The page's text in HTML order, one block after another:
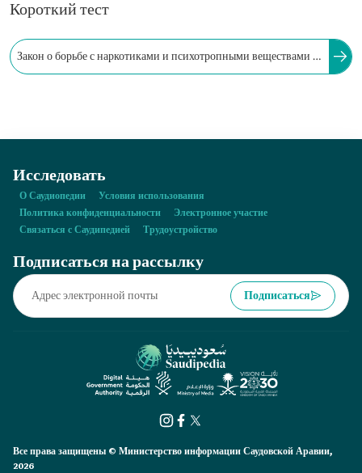
Короткий тест
Закон о борьбе с наркотиками и психотропными веществами в
Исследовать
О Саудиопедии
Условия использования
Политика конфиденциальности
Электронное участие
Связаться с Саудипедией
Трудоустройство
Подписаться на рассылку
Подписаться
Все права защищены © Министерство информации Саудовской Аравии,
2026